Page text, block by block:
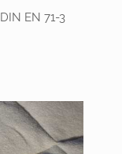
EN 71-3